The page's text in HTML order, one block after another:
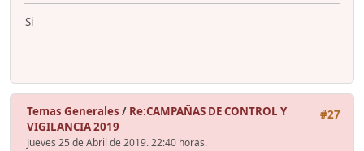
Si
#27
Temas Generales / Re:CAMPAÑAS DE CONTROL Y
VIGILANCIA 2019
Jueves 25 de Abril de 2019. 22:40 horas.